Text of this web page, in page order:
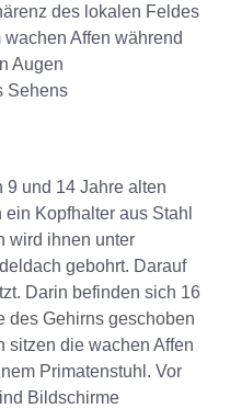
des lokalen Feldes
Affen während
Augen
Sehens
9 und 14 Jahre alten
Kopfhalter aus Stahl
wird ihnen unter
gebohrt. Darauf
Darin befinden sich 16
des Gehirns geschoben
sitzen die wachen Affen
Primatenstuhl. Vor
Bildschirme